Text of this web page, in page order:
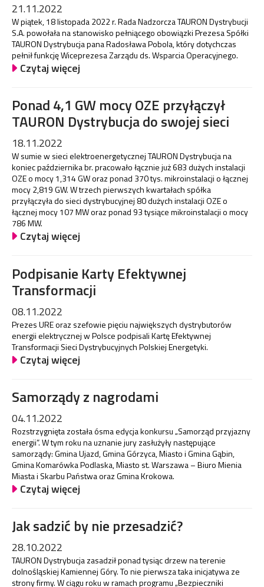
21.11.2022
W piątek, 18 listopada 2022 r. Rada Nadzorcza TAURON Dystrybucji
S.A. powołała na stanowisko pełniącego obowiązki Prezesa Spółki
TAURON Dystrybucja pana Radosława Pobola, który dotychczas
pełnił funkcję Wiceprezesa Zarządu ds. Wsparcia Operacyjnego.
Czytaj więcej
Ponad 4,1 GW mocy OZE przyłączył
TAURON Dystrybucja do swojej sieci
18.11.2022
W sumie w sieci elektroenergetycznej TAURON Dystrybucja na
koniec października br. pracowało łącznie już 683 dużych instalacji
OZE o mocy 1,314 GW oraz ponad 370 tys. mikroinstalacji o łącznej
mocy 2,819 GW. W trzech pierwszych kwartałach spółka
przyłączyła do sieci dystrybucyjnej 80 dużych instalacji OZE o
łącznej mocy 107 MW oraz ponad 93 tysiące mikroinstalacji o mocy
786 MW.
Czytaj więcej
Podpisanie Karty Efektywnej
Transformacji
08.11.2022
Prezes URE oraz szefowie pięciu największych dystrybutorów
energii elektrycznej w Polsce podpisali Kartę Efektywnej
Transformacji Sieci Dystrybucyjnych Polskiej Energetyki.
Czytaj więcej
Samorządy z nagrodami
04.11.2022
Rozstrzygnięta została ósma edycja konkursu „Samorząd przyjazny
energii”. W tym roku na uznanie jury zasłużyły następujące
samorządy: Gmina Ujazd, Gmina Górzyca, Miasto i Gmina Gąbin,
Gmina Komarówka Podlaska, Miasto st. Warszawa – Biuro Mienia
Miasta i Skarbu Państwa oraz Gmina Krokowa.
Czytaj więcej
Jak sadzić by nie przesadzić?
28.10.2022
TAURON Dystrybucja zasadził ponad tysiąc drzew na terenie
dolnośląskiej Kamiennej Góry. To nie pierwsza taka inicjatywa ze
strony firmy. W ciągu roku w ramach programu „Bezpieczniki